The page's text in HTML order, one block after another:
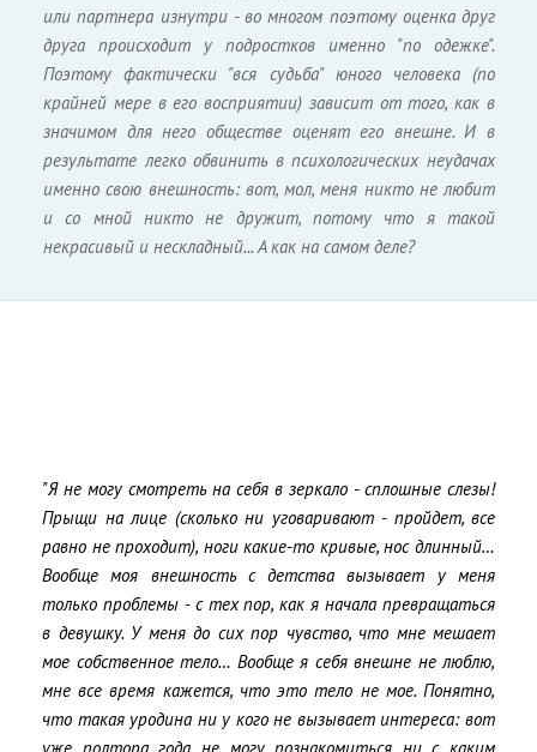
или партнера изнутри - во многом поэтому оценка друг
друга происходит у подростков именно "по одежке".
Поэтому фактически "вся судьба" юного человека (по
крайней мере в его восприятии) зависит от того, как в
значимом для него обществе оценят его внешне. И в
результате легко обвинить в психологических неудачах
именно свою внешность: вот, мол, меня никто не любит
и со мной никто не дружит, потому что я такой
некрасивый и нескладный... А как на самом деле?
"Я не могу смотреть на себя в зеркало - сплошные слезы!
Прыщи на лице (сколько ни уговаривают - пройдет, все
равно не проходит), ноги какие-то кривые, нос длинный…
Вообще моя внешность с детства вызывает у меня
только проблемы - с тех пор, как я начала превращаться
в девушку. У меня до сих пор чувство, что мне мешает
мое собственное тело… Вообще я себя внешне не люблю,
мне все время кажется, что это тело не мое. Понятно,
что такая уродина ни у кого не вызывает интереса: вот
уже полтора года не могу познакомиться ни с каким